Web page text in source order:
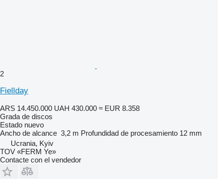
2
Fiellday
ARS 14.450.000 UAH 430.000 ≈ EUR 8.358
Grada de discos
Estado nuevo
Ancho de alcance 3,2 m Profundidad de procesamiento 12 mm
Ucrania, Kyiv
TOV «FERM Ye»
Contacte con el vendedor